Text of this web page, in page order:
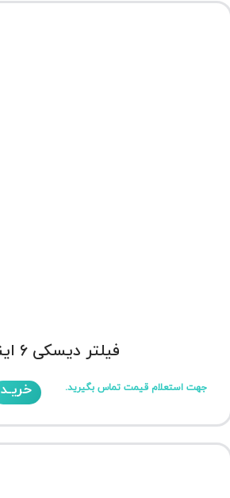
فیلتر دیسکی 6 اینچ
جهت استعلام قیمت تماس بگیرید. خریـد